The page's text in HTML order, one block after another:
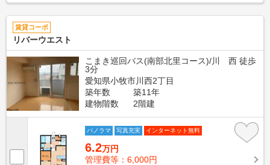
賃貸コーポ
リバーウエスト
こまき巡回バス(南部北里コース)/川 西 徒歩
3分
愛知県小牧市川西2丁目
築年数
築11年
建物階数
2階建
パノラマ 写真充実 インターネット無料
6.2万円
管理費等：6,000円